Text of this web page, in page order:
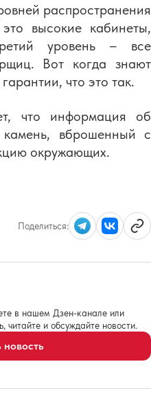
распространения
высокие кабинеты,
уровень – все
Вот когда знают
что это так.
что информация об
вброшенный с
окружающих.
Поделиться:
в нашем Дзен-канале или
читайте и обсуждайте новости.